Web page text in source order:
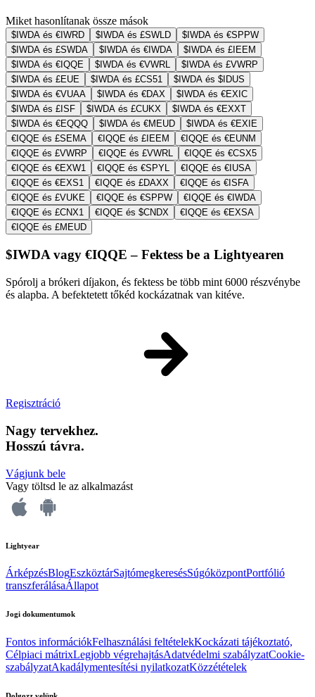
Miket hasonlítanak össze mások
$IWDA és €IWRD $IWDA és £SWLD
$IWDA és €SPPW
$IWDA és £SWDA
$IWDA és €IWDA
$IWDA és £IEEM
$IWDA és €IQQE
$IWDA és €VWRL
$IWDA és £VWRP
$IWDA és £EUE
$IWDA és £CS51
$IWDA és $IDUS
$IWDA és €VUAA
$IWDA és €DAX
$IWDA és €EXIC
$IWDA és £ISF
$IWDA és £CUKX
$IWDA és €EXXT
$IWDA és €EQQQ
$IWDA és €MEUD
$IWDA és €EXIE
€IQQE és £SEMA
€IQQE és £IEEM
€IQQE és €EUNM
€IQQE és £VWRP
€IQQE és £VWRL
€IQQE és €CSX5
€IQQE és €EXW1
€IQQE és €SPYL
€IQQE és €IUSA
€IQQE és €EXS1
€IQQE és £DAXX
€IQQE és €ISFA
€IQQE és £VUKE
€IQQE és €SPPW
€IQQE és €IWDA
€IQQE és £CNX1
€IQQE és $CNDX
€IQQE és €EXSA
€IQQE és £MEUD
$IWDA vagy €IQQE – Fektess be a Lightyearen
Spórolj a brókeri díjakon, és fektess be több mint 6000 részvénybe
és alapba. A befektetett tőkéd kockázatnak van kitéve.
Regisztráció
Nagy tervekhez.
Hosszú távra.
Vágjunk bele
Vagy töltsd le az alkalmazást
Lightyear
ÁrképzésBlogEszköztárSajtómegkeresésSúgóközpontPortfólió
transzferálásaÁllapot
Jogi dokumentumok
Fontos információkFelhasználási feltételekKockázati tájékoztató,
Célpiaci mátrixLegjobb végrehajtásAdatvédelmi szabályzatCookie-
szabályzatAkadálymentesítési nyilatkozatKözzétételek